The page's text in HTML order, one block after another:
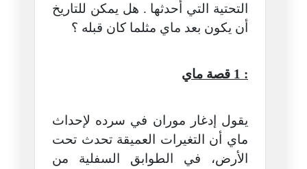
التحتية التي أحدثها . هل يمكن للتاريخ
أن يكون بعد ماي مثلما كان قبله ؟
: 1 قصة ماي
يقول إدغار موران في سرده لإحداث
ماي أن التغيرات العميقة تحدث تحت
الأرض، في الطوابق السفلية من